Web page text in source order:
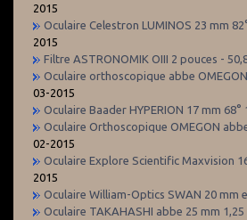
2015
Oculaire Celestron LUMINOS 23 mm
2015
Filtre ASTRONOMIK OIII 2 pouces -
Oculaire orthoscopique abbe
03-2015
Oculaire Baader HYPERION 17 mm 68°
Oculaire Orthoscopique OMEGON
02-2015
Oculaire Explore Scientific Maxvision
2015
Oculaire William-Optics SWAN 20 mm
Oculaire TAKAHASHI abbe 25 mm 1,25